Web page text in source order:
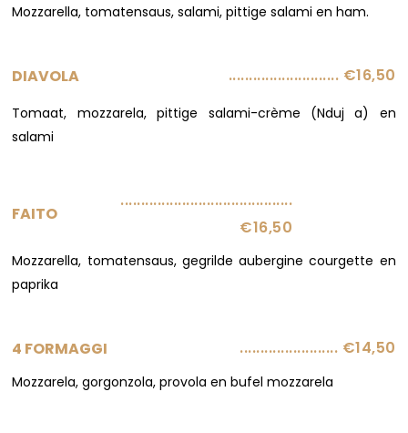
Mozzarella, tomatensaus, salami, pittige salami en ham.
DIAVOLA ........................... €16,50
Tomaat, mozzarela, pittige salami-crème (Nduj a) en
salami
FAITO
..........................................
€16,50
Mozzarella, tomatensaus, gegrilde aubergine courgette en
paprika
4 FORMAGGI ........................ €14,50
Mozzarela, gorgonzola, provola en bufel mozzarela